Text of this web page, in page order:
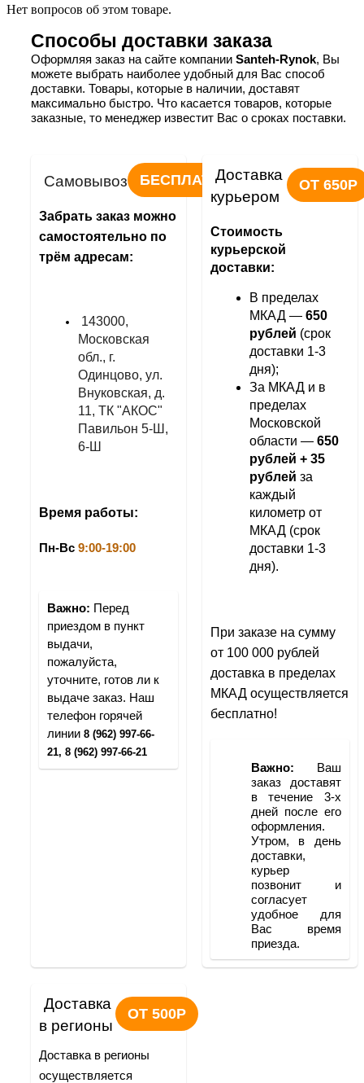
Нет вопросов об этом товаре.
Способы доставки заказа
Оформляя заказ на сайте компании Santeh-Rynok, Вы
можете выбрать наиболее удобный для Вас способ
доставки. Товары, которые в наличии, доставят
максимально быстро. Что касается товаров, которые
заказные, то менеджер известит Вас о сроках поставки.
Самовывоз БЕСПЛАТНО
Забрать заказ можно
самостоятельно по
трём адресам:
143000,
Московская
обл., г.
Одинцово, ул.
Внуковская, д.
11, ТК "АКОС"
Павильон 5-Ш,
6-Ш
Время работы:
Пн-Вс 9:00-19:00
Важно: Перед
приездом в пункт
выдачи,
пожалуйста,
уточните, готов ли к
выдаче заказ. Наш
телефон горячей
линии 8 (962) 997-66-
21, 8 (962) 997-66-21
Доставка
курьером
ОТ 650Р
Стоимость
курьерской
доставки:
В пределах
МКАД — 650
рублей (срок
доставки 1-3
дня);
За МКАД и в
пределах
Московской
области — 650
рублей + 35
рублей за
каждый
километр от
МКАД (срок
доставки 1-3
дня).
При заказе на сумму
от 100 000 рублей
доставка в пределах
МКАД осуществляется
бесплатно!
Важно: Ваш
заказ доставят
в течение 3-х
дней после его
оформления.
Утром, в день
доставки,
курьер
позвонит и
согласует
удобное для
Вас время
приезда.
Доставка
в регионы
ОТ 500Р
Доставка в регионы
осуществляется